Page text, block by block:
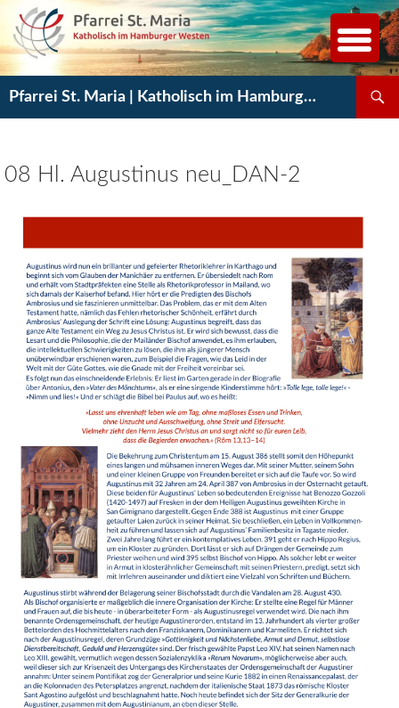
Inhalt
springen
Pfarrei St. Maria | Katholisch im Hamburger Westen
08 Hl. Augustinus neu_DAN-2